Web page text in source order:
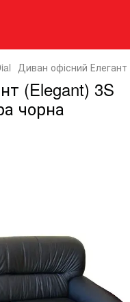
Диван офісний
(Elegant) 3S
чорна